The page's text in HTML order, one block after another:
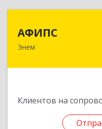
АФИПС
Энем
Клиентов на
385132, Адыгея